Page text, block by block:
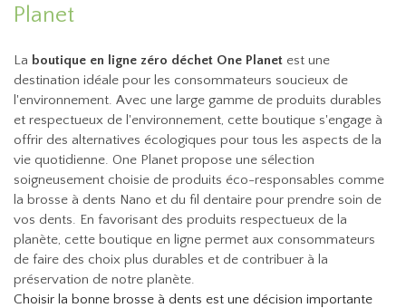
Planet
La boutique en ligne zéro déchet One Planet est une
destination idéale pour les consommateurs soucieux de
l'environnement. Avec une large gamme de produits durables
et respectueux de l'environnement, cette boutique s'engage à
offrir des alternatives écologiques pour tous les aspects de la
vie quotidienne. One Planet propose une sélection
soigneusement choisie de produits éco-responsables comme
la brosse à dents Nano et du fil dentaire pour prendre soin de
vos dents. En favorisant des produits respectueux de la
planète, cette boutique en ligne permet aux consommateurs
de faire des choix plus durables et de contribuer à la
préservation de notre planète.
Choisir la bonne brosse à dents est une décision importante